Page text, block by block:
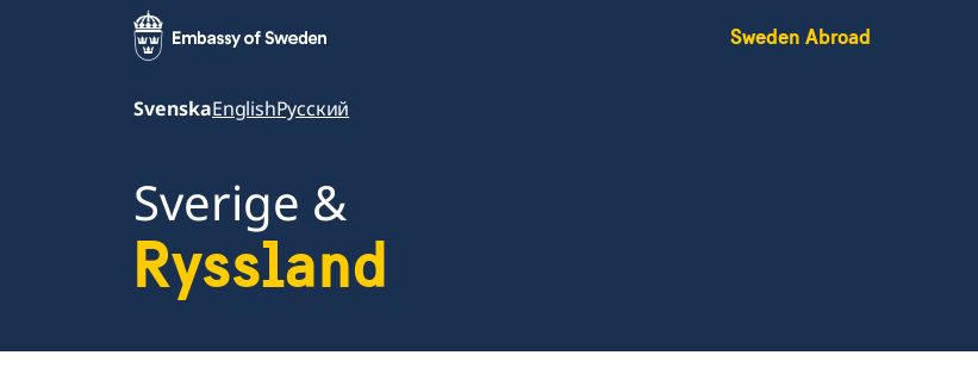
Sweden Abroad
SvenskaEnglishРусский
Sverige &
Ryssland